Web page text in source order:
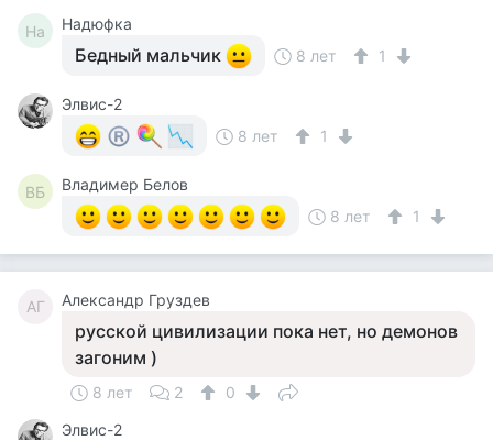
На Надюфка
Бедный мальчик 8 лет 1
Элвис-2
8 лет
1
ВБ
Владимер Белов
8 лет
1
АГ Александр Груздев
русской цивилизации пока нет, но демонов
загоним )
8 лет 2
0
Элвис-2